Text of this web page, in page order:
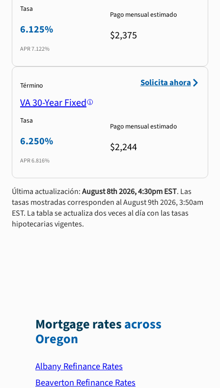
Tasa
6.125%
APR7.122%
Pago mensual estimado
$2,375
Término
VA 30-Year Fixed
Tasa
6.250%
APR6.816%
Pago mensual estimado
$2,244
Solicita ahora
Última actualización:August 8th 2026, 4:30pm EST. Las
tasas mostradas corresponden al August 9th 2026, 3:50am
EST. La tabla se actualiza dos veces al día con las tasas
hipotecarias vigentes.
Mortgage ratesacross
Oregon
Albany Refinance Rates
Beaverton Refinance Rates